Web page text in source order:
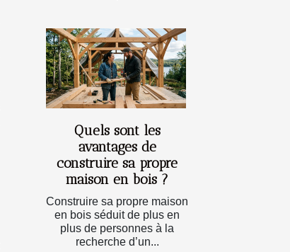
Quels sont les
avantages de
construire sa propre
maison en bois ?
Construire sa propre maison
en bois séduit de plus en
plus de personnes à la
recherche d’un...